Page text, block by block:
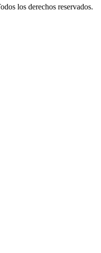
los derechos reservados.